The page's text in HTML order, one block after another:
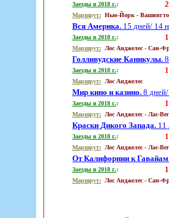
Заезды в 2018 г.:
Маршрут: Нью-Йорк -
Вся Америка. 15 дней/ 14
Заезды в 2018 г.:
Маршрут: Лос Анджелес - Сан-
Голливудские Каникулы.
Заезды в 2018 г.:
Маршрут: Лос Анджелес
Мир кино и казино. 8
Заезды в 2018 г.:
Маршрут: Лос Анджелес - Лас-
Краски Дикого Запада. 11
Заезды в 2018 г.:
Маршрут: Лос Анджелес - Лас-
От Калифорнии к
Заезды в 2018 г.:
Маршрут: Лос Анджелес - Сан-